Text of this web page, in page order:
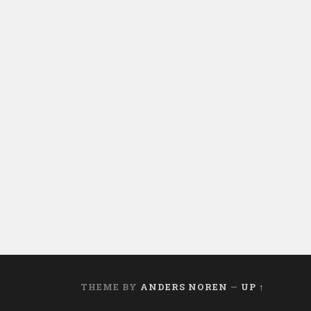
THEME BY ANDERS NOREN — UP ↑